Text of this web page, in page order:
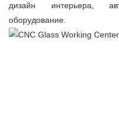
дизайн интерьера,
оборудование.